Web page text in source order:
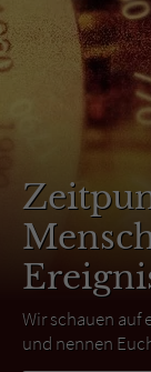
Wir schauen auf
und nennen